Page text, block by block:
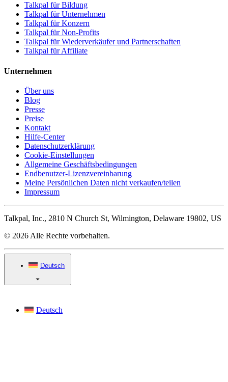
Talkpal für Bildung
Talkpal für Unternehmen
Talkpal für Konzern
Talkpal für Non-Profits
Talkpal für Wiederverkäufer und Partnerschaften
Talkpal für Affiliate
Unternehmen
Über uns
Blog
Presse
Preise
Kontakt
Hilfe-Center
Datenschutzerklärung
Cookie-Einstellungen
Allgemeine Geschäftsbedingungen
Endbenutzer-Lizenzvereinbarung
Meine Persönlichen Daten nicht verkaufen/teilen
Impressum
Talkpal, Inc., 2810 N Church St, Wilmington, Delaware 19802, US
© 2026 Alle Rechte vorbehalten.
Deutsch
Deutsch